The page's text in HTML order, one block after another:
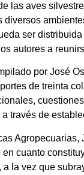
las aves
diversos
ser
autores a
por José
de treinta
través de
cuanto
la vez que